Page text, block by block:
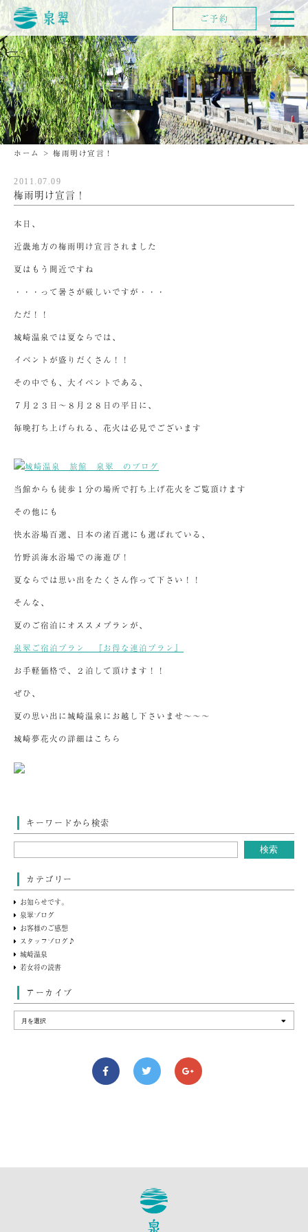
ホーム > 梅雨明け宣言！
2011.07.09
梅雨明け宣言！
本日、
近畿地方の梅雨明け宣言されました
夏はもう間近ですね
・・・って暑さが厳しいですが・・・
ただ！！
城崎温泉では夏ならでは、
イベントが盛りだくさん！！
その中でも、大イベントである、
７月２３日～８月２８日の平日に、
毎晩打ち上げられる、花火は必見でございます
当館からも徒歩１分の場所で打ち上げ花火をご覧頂けます
その他にも
快水浴場百選、日本の渚百選にも選ばれている、
竹野浜海水浴場での海遊び！
夏ならでは思い出をたくさん作って下さい！！
そんな、
夏のご宿泊にオススメプランが、
泉翠ご宿泊プラン 『お得な連泊プラン』
お手軽価格で、２泊して頂けます！！
ぜひ、
夏の思い出に城崎温泉にお越し下さいませ～～～
城崎夢花火の詳細はこちら
キーワードから検索
カテゴリー
お知らせです。
泉翠ブログ
お客様のご感想
スタッフブログ♪
城崎温泉
若女将の読書
アーカイブ
ご予約